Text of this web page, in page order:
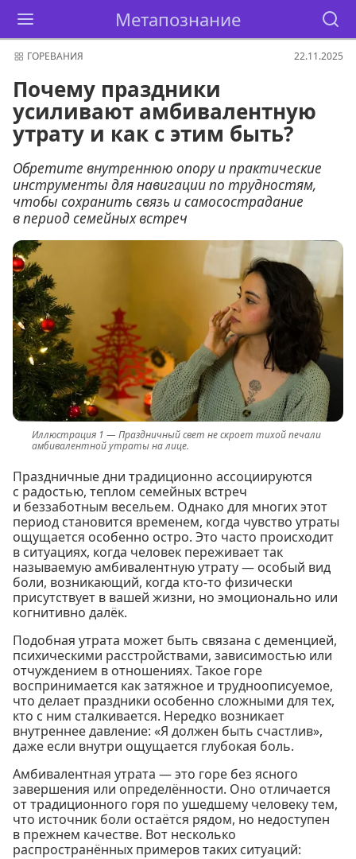
Метапознание
ГОРЕВАНИЯ 22.11.2025
Почему праздники
усиливают амбивалентную
утрату и как с этим быть?
Обретите внутреннюю опору и практические
инструменты для навигации по трудностям,
чтобы сохранить связь и самосострадание
в период семейных встреч
Праздничный свет не скроет тихой печали
амбивалентной утраты на лице.
Праздничные дни традиционно ассоциируются
с радостью, теплом семейных встреч
и беззаботным весельем. Однако для многих этот
период становится временем, когда чувство утраты
ощущается особенно остро. Это часто происходит
в ситуациях, когда человек переживает так
называемую амбивалентную утрату — особый вид
боли, возникающий, когда кто-то физически
присутствует в вашей жизни, но эмоционально или
когнитивно далёк.
Подобная утрата может быть связана с деменцией,
психическими расстройствами, зависимостью или
отчуждением в отношениях. Такое горе
воспринимается как затяжное и трудноописуемое,
что делает праздники особенно сложными для тех,
кто с ним сталкивается. Нередко возникает
внутреннее давление: «Я должен быть счастлив»,
даже если внутри ощущается глубокая боль.
Амбивалентная утрата — это горе без ясного
завершения или определённости. Оно отличается
от традиционного горя по ушедшему человеку тем,
что источник боли остаётся рядом, но недоступен
в прежнем качестве. Вот несколько
распространённых примеров таких ситуаций: